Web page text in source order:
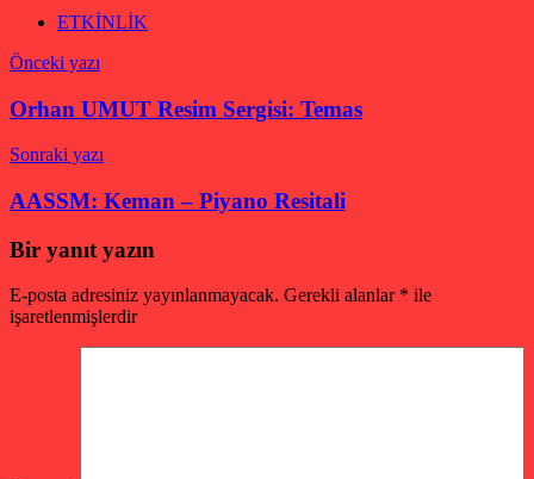
ETKİNLİK
Yazı
gezinmesi
Önceki yazı
Orhan UMUT Resim Sergisi: Temas
Sonraki yazı
AASSM: Keman – Piyano Resitali
Bir yanıt yazın
E-posta adresiniz yayınlanmayacak. Gerekli alanlar * ile
işaretlenmişlerdir